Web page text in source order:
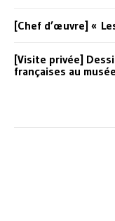
[Chef d’œuvre] «
[Visite privée]
françaises au